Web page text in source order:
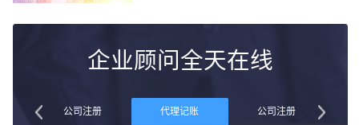
企业顾问全天在线
公司注册 代理记账 公司注册